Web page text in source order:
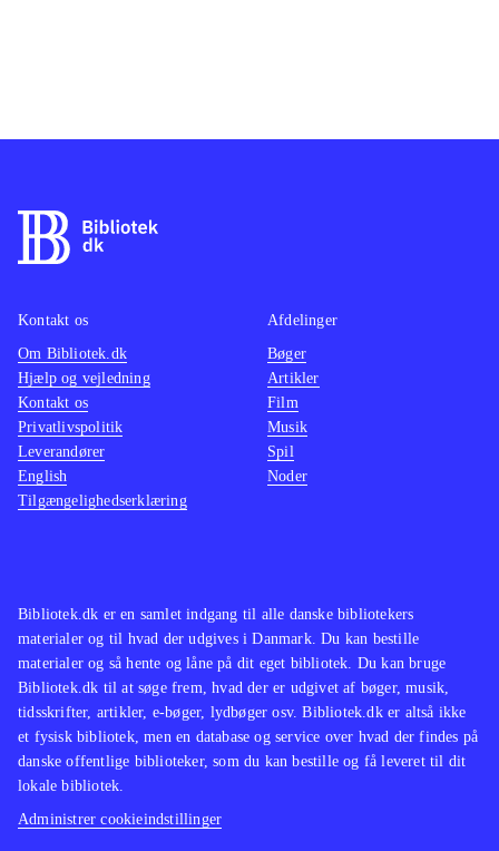
Bibliotek.dk er en samlet indgang til alle danske bibliotekers
materialer og til hvad der udgives i Danmark. Du kan bestille
materialer og så hente og låne på dit eget bibliotek. Du kan bruge
Bibliotek.dk til at søge frem, hvad der er udgivet af bøger, musik,
tidsskrifter, artikler, e-bøger, lydbøger osv. Bibliotek.dk er altså ikke
et fysisk bibliotek, men en database og service over hvad der findes på
danske offentlige biblioteker, som du kan bestille og få leveret til dit
lokale bibliotek.
Administrer cookieindstillinger
Kontakt os
Om Bibliotek.dk
Hjælp og vejledning
Kontakt os
Privatlivspolitik
Leverandører
English
Tilgængelighedserklæring
Afdelinger
Bøger
Artikler
Film
Musik
Spil
Noder